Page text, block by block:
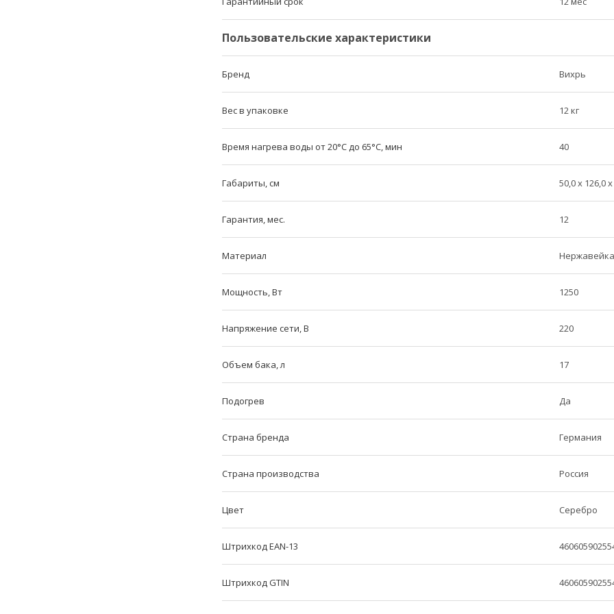
Пользовательские характеристики
Бренд Вихрь
Вес в упаковке 12 кг
Время нагрева воды от 20°C до 65°C, мин 40
Габариты, см 50,0 х 126,0
Гарантия, мес. 12
Материал Нержавейка
Мощность, Вт 1250
Напряжение сети, В 220
Объем бака, л 17
Подогрев Да
Страна бренда Германия
Страна производства Россия
Цвет Серебро
Штрихкод EAN-13
Штрихкод GTIN